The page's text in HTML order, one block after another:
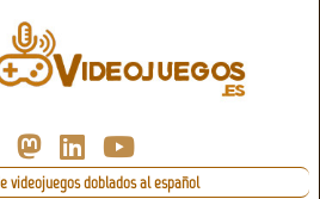
videojuegos doblados al español